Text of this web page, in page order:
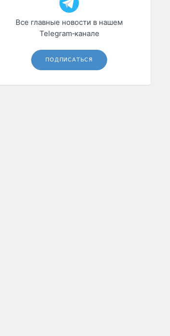
Все главные новости в нашем
Telegram‑канале
ПОДПИСАТЬСЯ